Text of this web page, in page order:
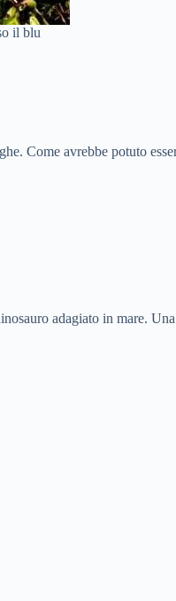
il blu
Come avrebbe potuto
adagiato in mare.